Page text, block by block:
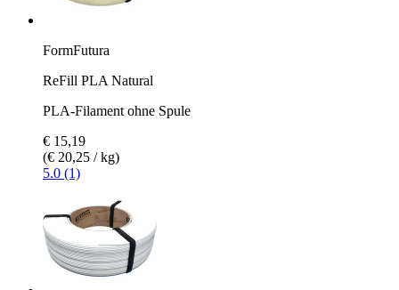
FormFutura
ReFill PLA Natural
PLA-Filament ohne Spule
€ 15,19
(€ 20,25 / kg)
5.0 (1)